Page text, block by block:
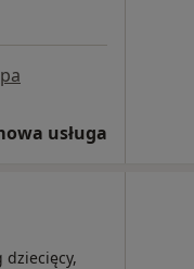
usługa
dziecięcy,